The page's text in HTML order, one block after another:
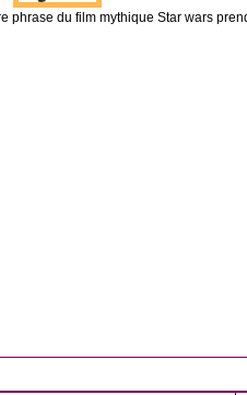
phrase du film mythique Star wars